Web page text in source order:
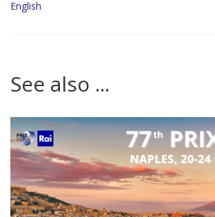
English
See also ...